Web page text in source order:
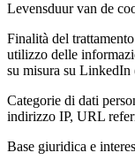
Levensduur van de
Finalità del
utilizzo delle
su misura su LinkedIn
Categorie di dati
indirizzo IP, URL
Base giuridica e